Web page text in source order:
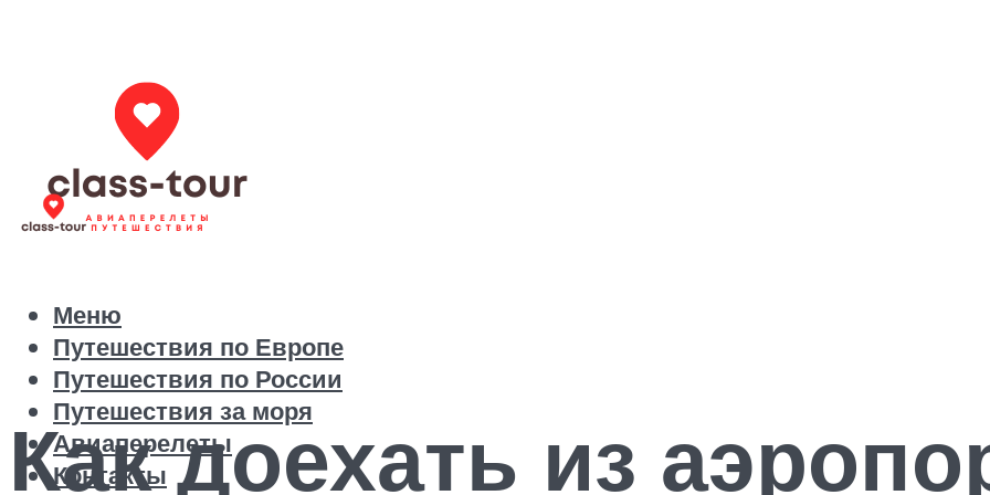
Путешествия по Европе
Путешествия по России
Путешествия за моря
Авиаперелеты
Контакты
Меню
Как доехать из